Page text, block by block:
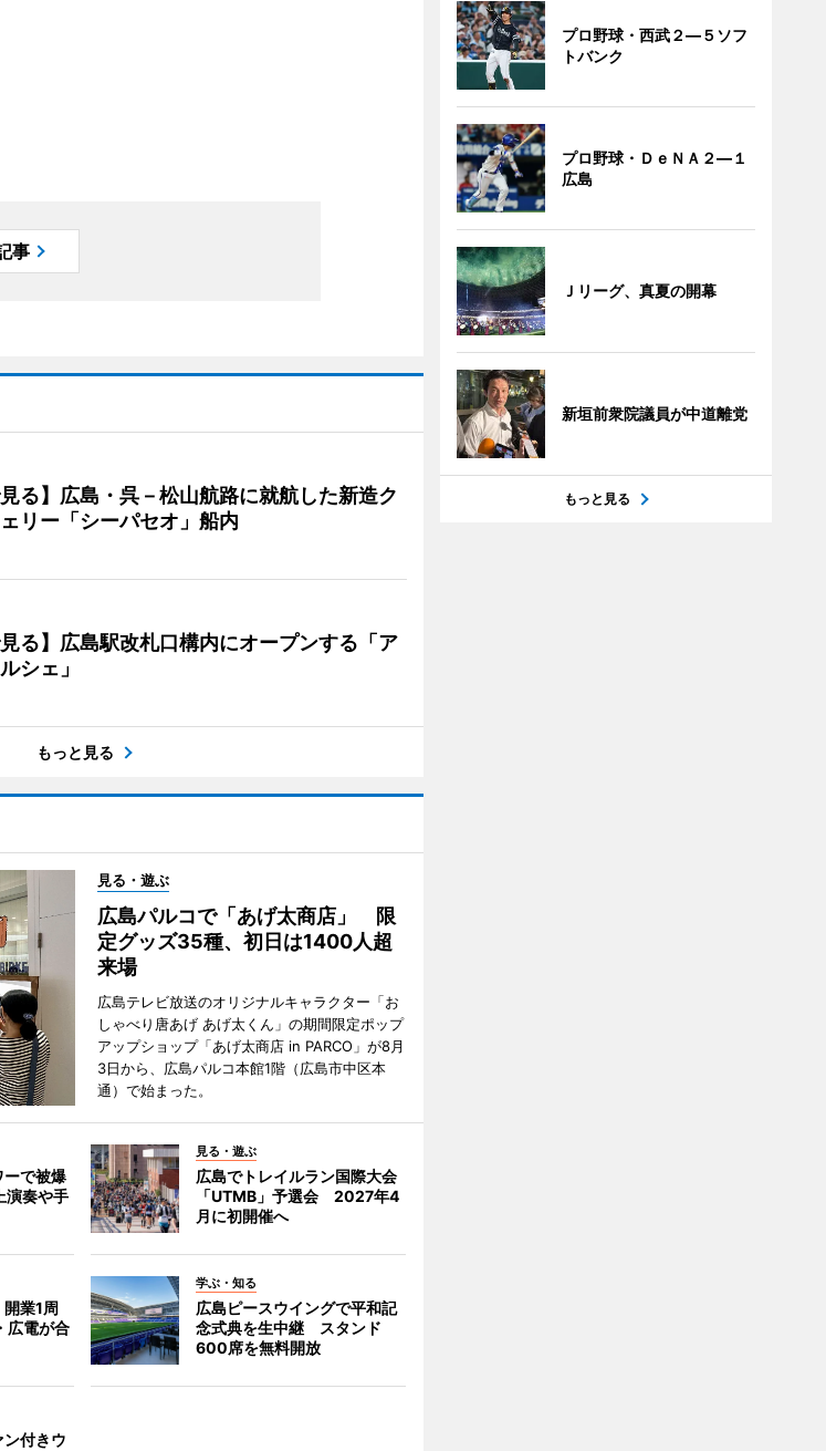
事
見る】広島・呉－松山航路に就航した新造ク
リー「シーパセオ」船内
見る】広島駅改札口構内にオープンする「ア
シェ」
もっと見る
見る・遊ぶ
広島パルコで「あげ太商店」 限
定グッズ35種、初日は1400人超
来場
広島テレビ放送のオリジナルキャラクター「お
しゃべり唐あげ あげ太くん」の期間限定ポップ
アップショップ「あげ太商店 in PARCO」が8月
3日から、広島パルコ本館1階（広島市中区本
通）で始まった。
ーで被爆
奏や手
見る・遊ぶ
広島でトレイルラン国際大会
「UTMB」予選会 2027年4
月に初開催へ
開業1周
電が合
学ぶ・知る
広島ピースウイングで平和記
念式典を生中継 スタンド
600席を無料開放
付きウ
プロ野球・西武２―５ソフ
トバンク
プロ野球・ＤｅＮＡ２―１
広島
Ｊリーグ、真夏の開幕
新垣前衆院議員が中道離党
もっと見る